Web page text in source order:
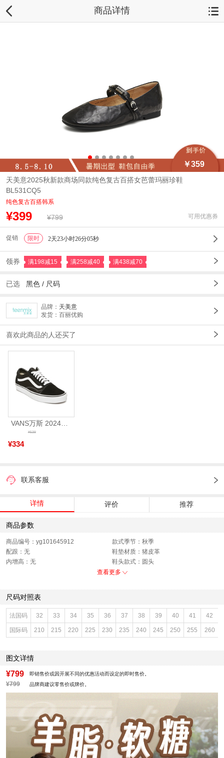
商品详情
￥359
天美意2025秋新款商场同款纯色复古百搭女芭蕾玛丽珍鞋
BL531CQ5
纯色复古百搭韩系
¥399 ¥799 可用优惠券
促销 限时 2天23小时26分02秒
领券 满198减15 满258减40 满438减70
已选 黑色 / 尺码
品牌： 天美意
发货：百丽优购
喜欢此商品的人还买了
VANS万斯 2024年新款中性OldSkool帆布鞋/硫化鞋VN000D3HY28（延续款）
¥334
¥539
联系客服
详情 评价 推荐
商品参数
商品编号：yg101645912
款式季节：秋季
配跟：无
鞋垫材质：猪皮革
内增高：无
鞋头款式：圆头
鞋面图案：纯色
跟高数值：1.5CM
鞋跟形状：平跟
性别：女子
皮质特征：羊皮
上市时间：2025年秋季
鞋底材质：滴胶
参考鞋宽(女)：8.5CM
里料材质：猪皮革,织物面料
色系：黑色
鞋类流行款式：玛丽珍鞋
闭合方式：一字式扣带
前掌高度：无
查看更多
尺码对照表
法国码 32 33 34 35 36 37 38 39 40 41 42
国际码 210 215 220 225 230 235 240 245 250 255 260
图文详情
¥799 即销售价或因开展不同的优惠活动而设定的即时售价。
¥799 品牌商建议零售价或牌价。